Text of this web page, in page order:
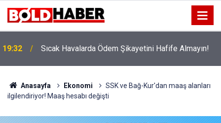
19:32 Sıcak Havalarda Ödem Şikayetini Hafife Almayın!
Anasayfa Ekonomi
SSK ve Bağ-Kur'dan maaş alanları
ilgilendiriyor! Maaş hesabı değişti